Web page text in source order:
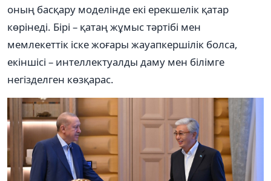
оның басқару моделінде екі ерекшелік қатар
көрінеді. Бірі – қатаң жұмыс тәртібі мен
мемлекеттік іске жоғары жауапкершілік болса,
екіншісі – интеллектуалды даму мен білімге
негізделген көзқарас.